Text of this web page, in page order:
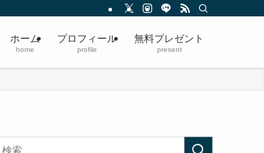
ホーム
home
プロフィール
profile
無料プレゼント
present